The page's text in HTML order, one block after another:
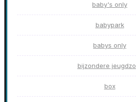
baby's only
babypark
babys only
bijzondere
box